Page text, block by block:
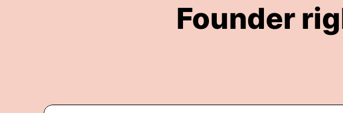
Founder